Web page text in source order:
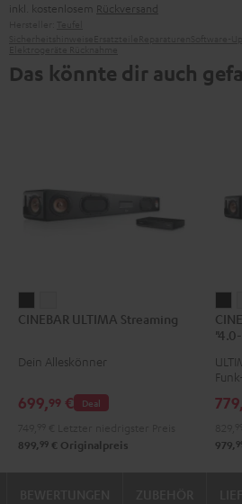
inkl. kostenlosem Rückversand
Das könnte dir auch
ULTIMA
Schwarz
ULTIMA
Weiß
CINEBAR ULTIMA Streaming
Dein Alleskönner
Deal
699,99 €
899, 99 € Originalpreis
779,
979,